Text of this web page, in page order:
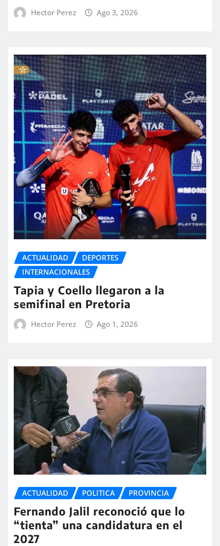
Hector Perez Ago 3, 2026
ACTUALIDAD
DEPORTES
INTERNACIONALES
Tapia y Coello llegaron a la
semifinal en Pretoria
Hector Perez Ago 1, 2026
ACTUALIDAD POLITICA PROVINCIA
Fernando Jalil reconoció que lo
“tienta” una candidatura en el
2027